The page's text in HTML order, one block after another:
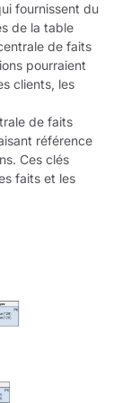
fournissent du
de la table
de faits
pourraient
clients, les
de faits
référence
Ces clés
faits et les